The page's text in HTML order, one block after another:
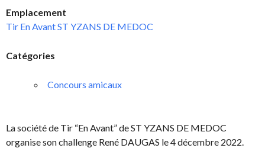
Emplacement
Tir En Avant ST YZANS DE MEDOC
Catégories
Concours amicaux
La société de Tir “En Avant” de ST YZANS DE MEDOC
organise son challenge René DAUGAS le 4 décembre 2022.